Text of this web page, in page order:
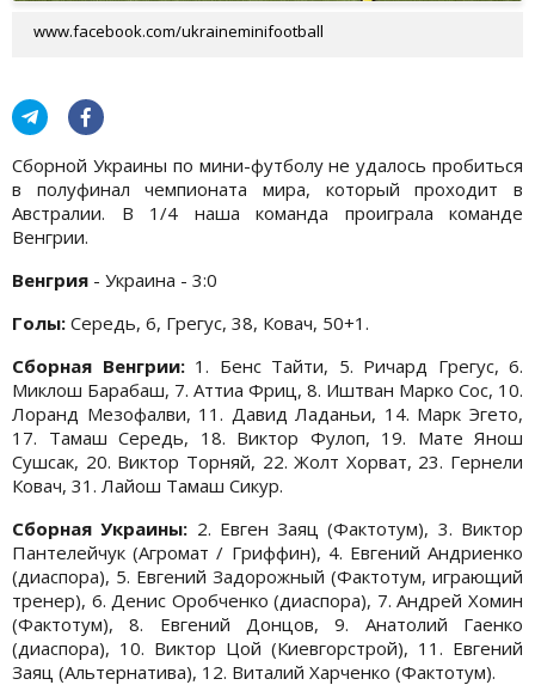
www.facebook.com/ukraineminifootball
Сборной Украины по мини-футболу не удалось пробиться
в полуфинал чемпионата мира, который проходит в
Австралии. В 1/4 наша команда проиграла команде
Венгрии.
Венгрия - Украина - 3:0
Голы: Середь, 6, Грегус, 38, Ковач, 50+1.
Сборная Венгрии:1. Бенс Тайти, 5. Ричард Грегус, 6.
Миклош Барабаш, 7. Аттиа Фриц, 8. Иштван Марко Сос, 10.
Лоранд Мезофалви, 11. Давид Ладаньи, 14. Марк Эгето,
17. Тамаш Середь, 18. Виктор Фулоп, 19. Мате Янош
Сушсак, 20. Виктор Торняй, 22. Жолт Хорват, 23. Гернели
Ковач, 31. Лайош Тамаш Сикур.
Сборная Украины: 2. Евген Заяц (Фактотум), 3. Виктор
Пантелейчук (Агромат / Гриффин), 4. Евгений Андриенко
(диаспора), 5. Евгений Задорожный (Фактотум, играющий
тренер), 6. Денис Оробченко (диаспора), 7. Андрей Хомин
(Фактотум), 8. Евгений Донцов, 9. Анатолий Гаенко
(диаспора), 10. Виктор Цой (Киевгорстрой), 11. Евгений
Заяц (Альтернатива), 12. Виталий Харченко (Фактотум).